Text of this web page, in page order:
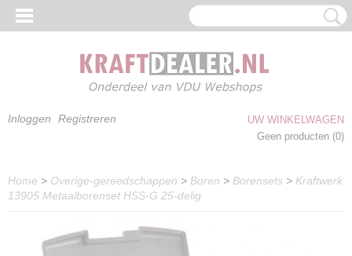
Inloggen Registreren
UW WINKELWAGEN
Geen producten (0)
Home > Overige-gereedschappen > Boren > Borensets > Kraftwerk
13905 Metaalborenset HSS-G 25-delig